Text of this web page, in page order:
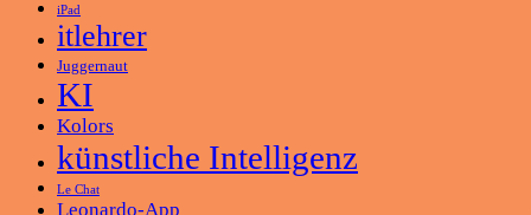
iPad
itlehrer
Juggernaut
KI
Kolors
künstliche Intelligenz
Le Chat
Leonardo-App